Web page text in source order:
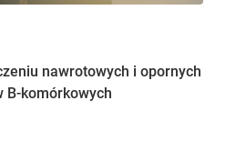
nawrotowych i opornych
B-komórkowych